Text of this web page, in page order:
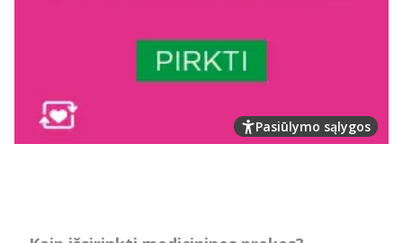
Pasiūlymo sąlygos